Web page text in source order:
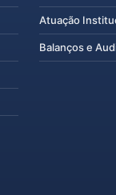
Atuação
Balanços e